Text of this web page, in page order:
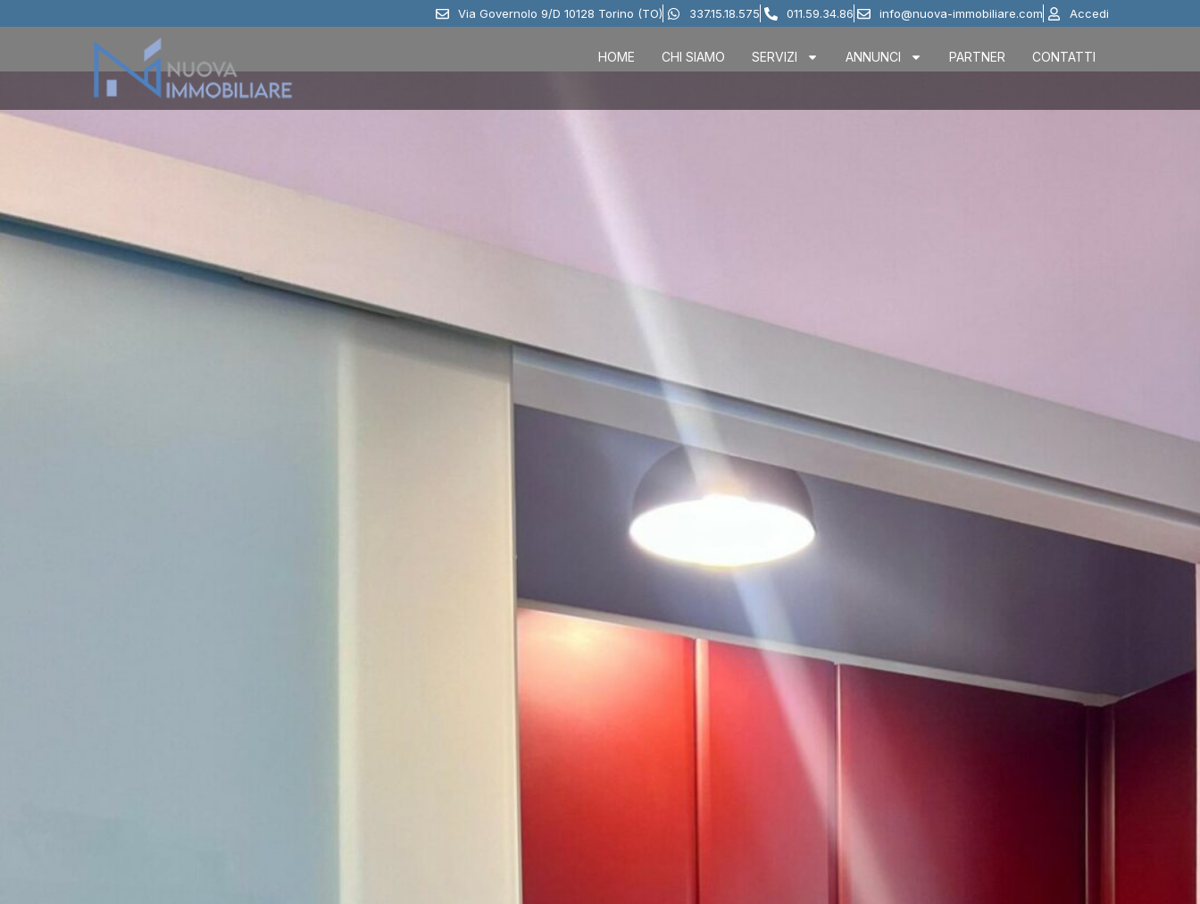
Via Governolo 9/D 10128 Torino (TO) 337.15.18.575 011.59.34.86 info@nuova-immobiliare.com Accedi
HOME CHI SIAMO SERVIZI ANNUNCI PARTNER CONTATTI